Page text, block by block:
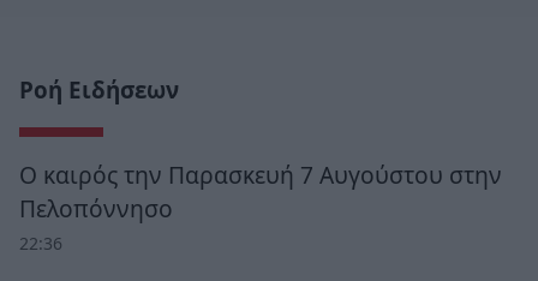
Ροή Ειδήσεων
Ο καιρός την Παρασκευή 7 Αυγούστου στην
Πελοπόννησο
22:36